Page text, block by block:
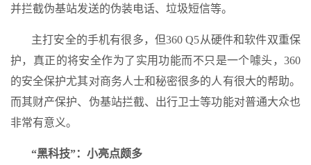
并拦截伪基站发送的伪装电话、垃圾短信等。
主打安全的手机有很多，但360 Q5从硬件和软件双重保
护，真正的将安全作为了实用功能而不只是一个噱头，360
的安全保护尤其对商务人士和秘密很多的人有很大的帮助。
而其财产保护、伪基站拦截、出行卫士等功能对普通大众也
非常有意义。
“黑科技”：小亮点颇多